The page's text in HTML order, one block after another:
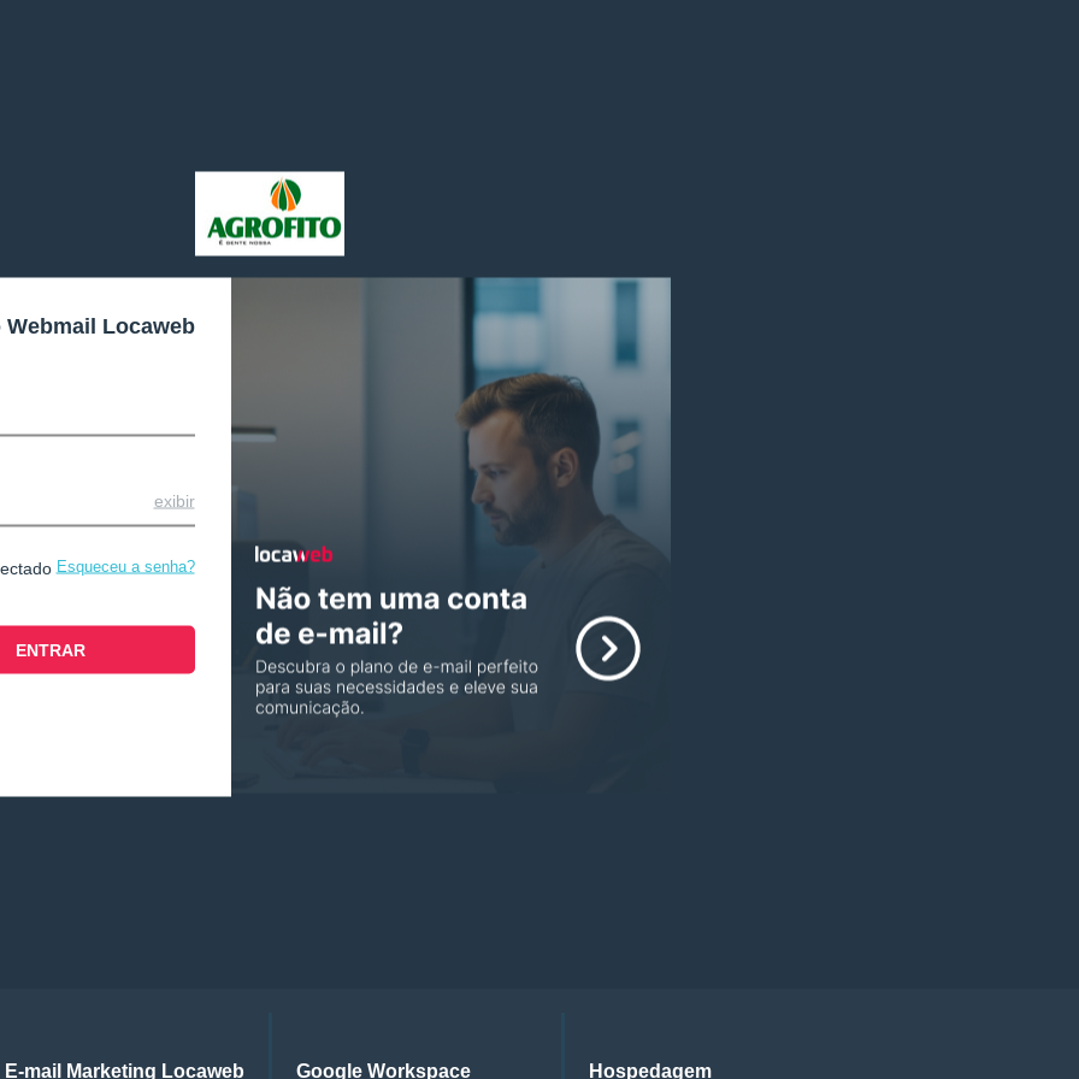
Webmail Locaweb
exibir
Esqueceu a senha?
E-mail Marketing Locaweb Google Workspace Hospedagem